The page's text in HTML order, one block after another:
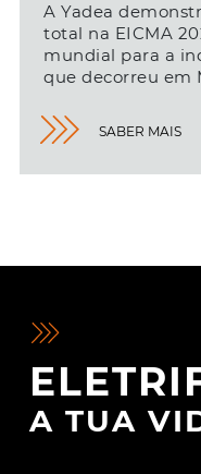
A Yadea
total na EICMA
mundial para a
que decorreu em
SABER MAIS
A TUA